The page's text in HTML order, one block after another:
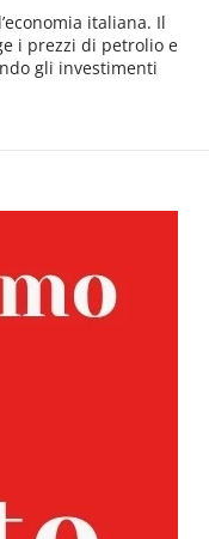
italiana. Il
i prezzi di petrolio e
gli investimenti